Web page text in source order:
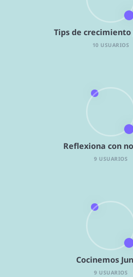
Tips de
10 USUARIOS
Reflexiona con
9 USUARIOS
Cocinemos
9 USUARIOS